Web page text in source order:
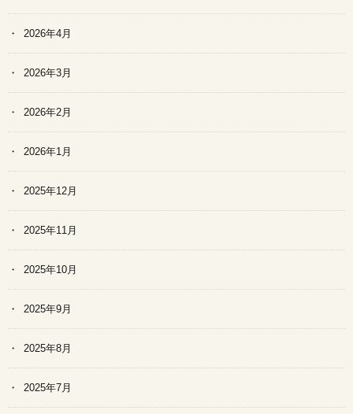
2026年4月
2026年3月
2026年2月
2026年1月
2025年12月
2025年11月
2025年10月
2025年9月
2025年8月
2025年7月